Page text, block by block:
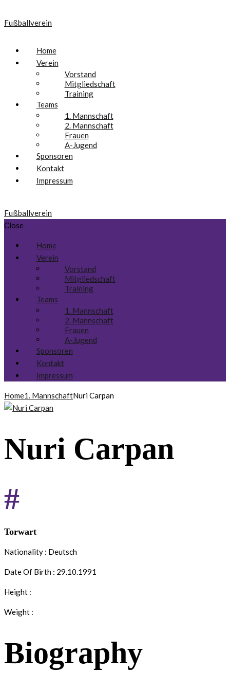
Fußballverein
Home
Verein
Vorstand
Mitgliedschaft
Training
Teams
1. Mannschaft
2. Mannschaft
Frauen
A-Jugend
Sponsoren
Kontakt
Impressum
Fußballverein
Close
Home
Verein
Vorstand
Mitgliedschaft
Training
Teams
1. Mannschaft
2. Mannschaft
Frauen
A-Jugend
Sponsoren
Kontakt
Impressum
Home1. MannschaftNuri Carpan
Nuri Carpan
#
Torwart
Nationality : Deutsch
Date Of Birth : 29.10.1991
Height :
Weight :
Biography